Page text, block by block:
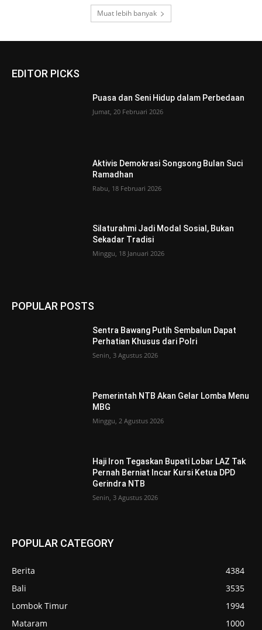
Muat lebih banyak
EDITOR PICKS
Puasa dan Seni Hidup dalam Perbedaan
Jumat, 20 Februari 2026
Aktivis Demokrasi Songsong Bulan Suci
Ramadhan
Rabu, 18 Februari 2026
Silaturahmi Jadi Modal Sosial, Bukan
Sekadar Tradisi
Minggu, 18 Januari 2026
POPULAR POSTS
Sentra Bawang Putih Sembalun Dapat
Perhatian Khusus dari Polri
Senin, 3 Agustus 2026
Pemerintah NTB Akan Gelar Lomba Menu
MBG
Minggu, 2 Agustus 2026
Haji Iron Tegaskan Bupati Lobar LAZ Tak
Pernah Berniat Incar Kursi Ketua DPD
Gerindra NTB
Senin, 3 Agustus 2026
POPULAR CATEGORY
Berita
4384
Bali
3535
Lombok Timur
1994
Mataram
1000